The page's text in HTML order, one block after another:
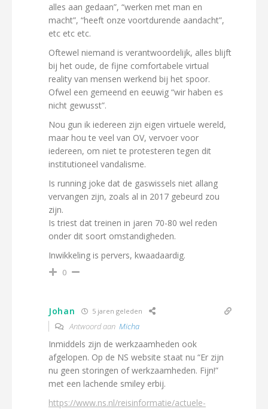
alles aan gedaan”, “werken met man en
macht”, “heeft onze voortdurende aandacht”,
etc etc etc.
Oftewel niemand is verantwoordelijk, alles blijft
bij het oude, de fijne comfortabele virtual
reality van mensen werkend bij het spoor.
Ofwel een gemeend en eeuwig “wir haben es
nicht gewusst”.
Nou gun ik iedereen zijn eigen virtuele wereld,
maar hou te veel van OV, vervoer voor
iedereen, om niet te protesteren tegen dit
institutioneel vandalisme.
Is running joke dat de gaswissels niet allang
vervangen zijn, zoals al in 2017 gebeurd zou
zijn.
Is triest dat treinen in jaren 70-80 wel reden
onder dit soort omstandigheden.
Inwikkeling is pervers, kwaadaardig.
0
Johan 5 jaren geleden
Antwoord aan Micha
Inmiddels zijn de werkzaamheden ook
afgelopen. Op de NS website staat nu “Er zijn
nu geen storingen of werkzaamheden. Fijn!”
met een lachende smiley erbij.
https://www.ns.nl/reisinformatie/actuele-